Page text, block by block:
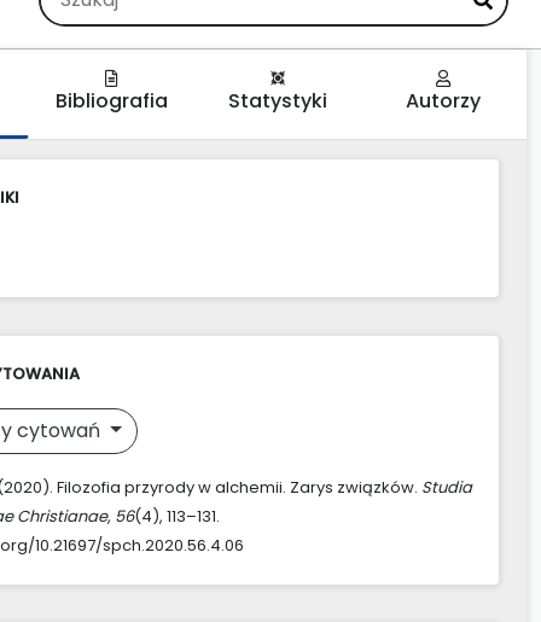
Bibliografia Statystyki Autorzy
cytowań
Filozofia przyrody w alchemii. Zarys związków. Studia
Christianae, 56(4), 113–131.
10.21697/spch.2020.56.4.06